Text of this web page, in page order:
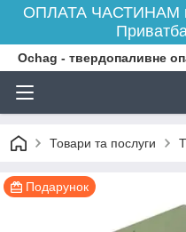
ОПЛАТА ЧАСТИНАМ
Ochag - твердопаливне
Товари та послуги
Подарунок